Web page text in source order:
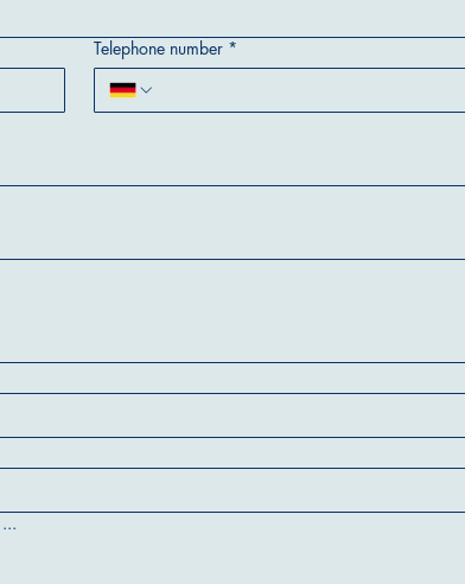
Telephone number *